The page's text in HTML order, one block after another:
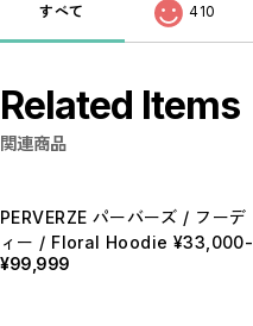
すべて 410
Related Items
関連商品
PERVERZE パーバーズ / フーデ
ィー / Floral Hoodie ¥33,000-
¥99,999